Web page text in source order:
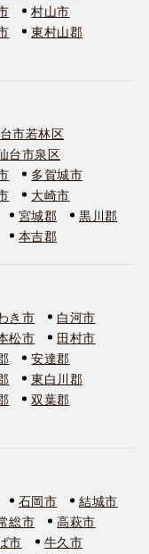
村山市
東村山郡
市若林区
台市泉区
多賀城市
大崎市
宮城郡
黒川郡
本吉郡
き市
白河市
松市
田村市
安達郡
東白川郡
双葉郡
石岡市
結城市
総市
高萩市
市
牛久市